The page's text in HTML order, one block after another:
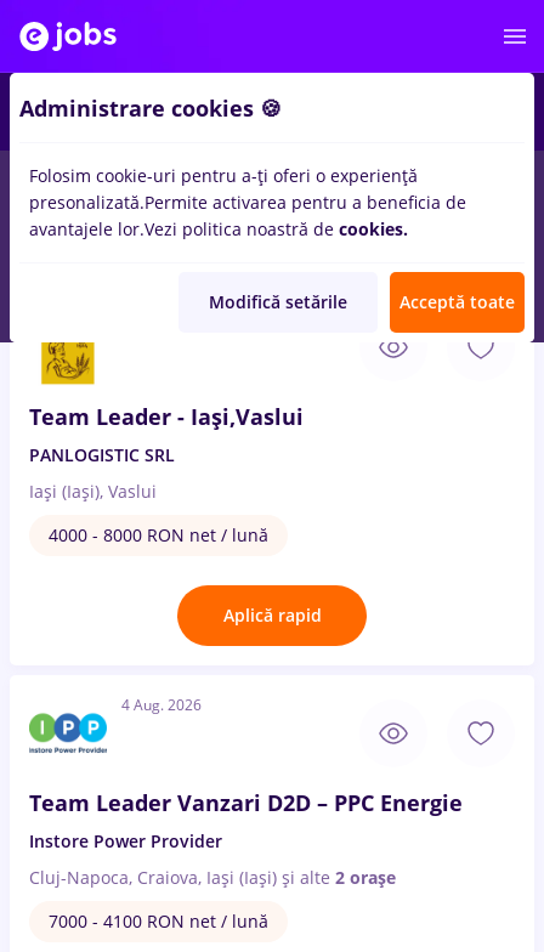
Salarii Full time Part time Fără experiență
Team Leader - Iași,Vaslui
PANLOGISTIC SRL
Iași (Iași), Vaslui
4000 - 8000 RON net / lună
Aplică rapid
4 Aug. 2026
Team Leader Vanzari D2D – PPC Energie
Instore Power Provider
Cluj-Napoca, Craiova, Iași (Iași) și alte 2 orașe
7000 - 4100 RON net / lună
Administrare cookies 🍪
Folosim cookie-uri pentru a-ți oferi o experiență
presonalizată.Permite activarea pentru a beneficia de
avantajele lor.Vezi politica noastră de cookies.
Modifică setările Acceptă toate